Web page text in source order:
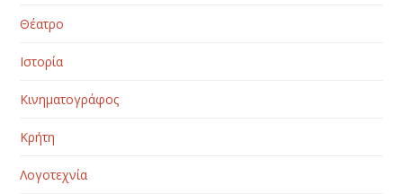
Θέατρο
Ιστορία
Κινηματογράφος
Κρήτη
Λογοτεχνία